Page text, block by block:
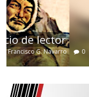
Un vergel en
nostalgia
12 octubre, 2024